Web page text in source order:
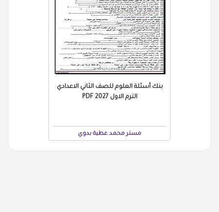
بنك أسئلة العلوم للصف الثاني الاعدادي
الترم الاول 2027 PDF
مستر محمد عطية بدوي